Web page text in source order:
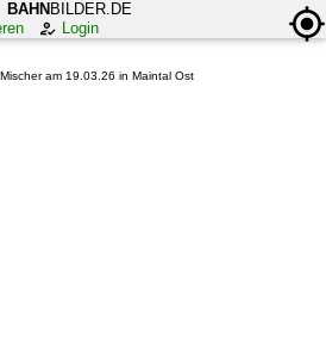
BAHN BILDER.DE
Login
am 19.03.26 in Maintal Ost